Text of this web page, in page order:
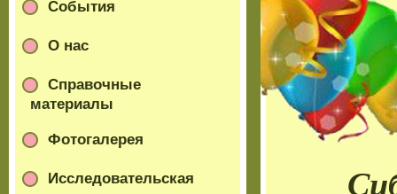
События
О нас
Справочные
материалы
Фотогалерея
Исследовательская